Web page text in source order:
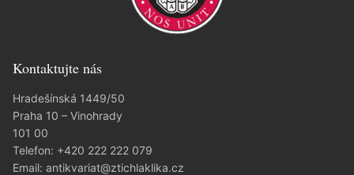
Kontaktujte nás
Hradešínská 1449/50
Praha 10 – Vinohrady
101 00
Telefon: +420 222 222 079
Email: antikvariat@ztichlaklika.cz